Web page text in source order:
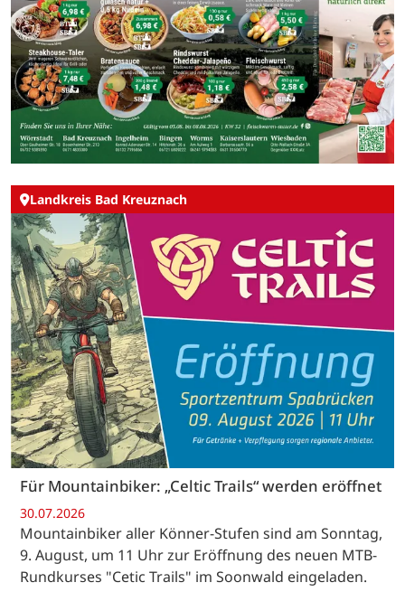
Landkreis Bad Kreuznach
Für Mountainbiker: „Celtic Trails“ werden eröffnet
30.07.2026
Mountainbiker aller Könner-Stufen sind am Sonntag,
9. August, um 11 Uhr zur Eröffnung des neuen MTB-
Rundkurses "Cetic Trails" im Soonwald eingeladen.